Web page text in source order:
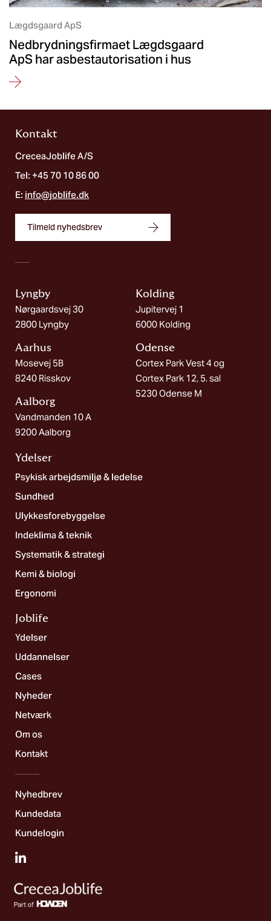
Lægdsgaard ApS
Nedbrydningsfirmaet Lægdsgaard
ApS har asbestautorisation i hus
Kontakt
CreceaJoblife A/S
Tel: +45 70 10 86 00
E: info@joblife.dk
Tilmeld nyhedsbrev
Lyngby
Nørgaardsvej 30
2800 Lyngby
Aarhus
Mosevej 5B
8240 Risskov
Aalborg​
Vandmanden 10 A
9200 Aalborg
Kolding​
Jupitervej 1
6000 Kolding
Odense
Cortex Park Vest 4 og
Cortex Park 12, 5. sal
5230 Odense M
Ydelser
Psykisk arbejdsmiljø & ledelse
Sundhed
Ulykkesforebyggelse
Indeklima & teknik
Systematik & strategi
Kemi & biologi
Ergonomi
Joblife​
Ydelser
Uddannelser
Cases
Nyheder
Netværk
Om os
Kontakt
Nyhedbrev
Kundedata
Kundelogin